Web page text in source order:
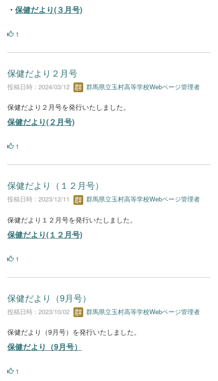
・ 保健だより(３月号)
1
保健だより２月号
投稿日時 : 2024/03/12 群馬県立玉村高等学校Webページ管理者
保健だより２月号を発行いたしました。
保健だより(２月号)
1
保健だより（１２月号）
投稿日時 : 2023/12/11 群馬県立玉村高等学校Webページ管理者
保健だより１２月号を発行いたしました。
保健だより(１２月号)
1
保健だより（9月号）
投稿日時 : 2023/10/02 群馬県立玉村高等学校Webページ管理者
保健だより（9月号）を発行いたしました。
保健だより（9月号）
1